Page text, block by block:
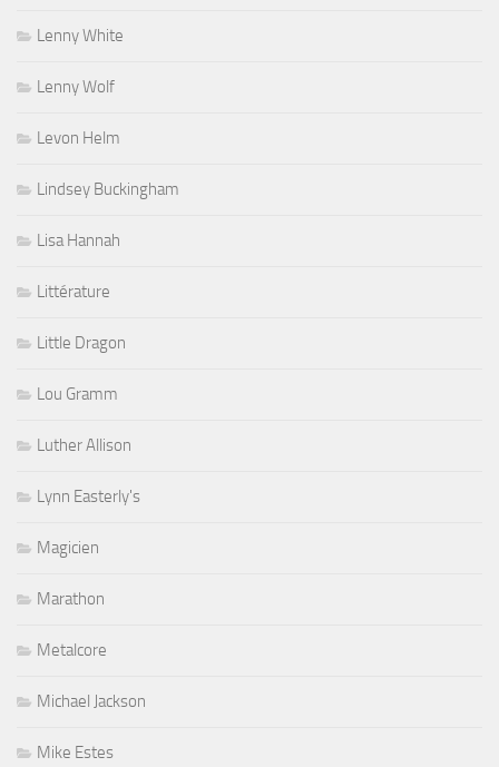
Lenny White
Lenny Wolf
Levon Helm
Lindsey Buckingham
Lisa Hannah
Littérature
Little Dragon
Lou Gramm
Luther Allison
Lynn Easterly's
Magicien
Marathon
Metalcore
Michael Jackson
Mike Estes